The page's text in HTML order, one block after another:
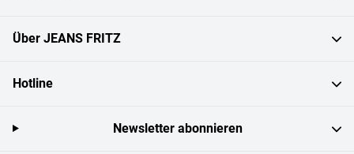
Über JEANS FRITZ
Hotline
Newsletter abonnieren